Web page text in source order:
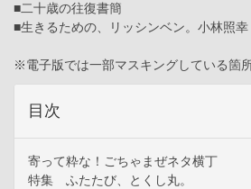
■二十歳の往復書簡
■生きるための、リッシンベン。小林照幸
※電子版では一部マスキングしている箇
目次
寄って粋な！ごちゃまぜネタ横丁
特集 ふたたび、とくし丸。